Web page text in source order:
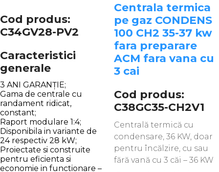
Cod produs:
C34GV28-PV2
Caracteristici
generale
3 ANI GARANȚIE;
Gama de centrale cu
randament ridicat,
constant;
Raport modulare 1:4;
Disponibila in variante de
24 respectiv 28 kW;
Proiectate si construite
pentru eficienta si
economie in functionare –
Centrala termica
pe gaz CONDENS
100 CH2 35-37 kw
fara preparare
ACM fara vana cu
3 cai
Cod produs:
C38GC35-CH2V1
Centrală termică cu
condensare, 36 KW, doar
pentru încălzire, cu sau
fără vană cu 3 căi – 36 KW